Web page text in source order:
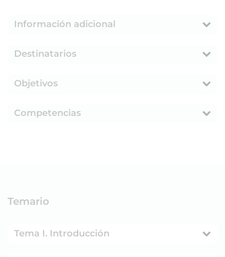
Información adicional
Destinatarios
Objetivos
Competencias
Temario
Tema I. Introducción